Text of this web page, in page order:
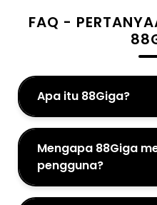
FAQ -
Apa itu 88Giga?
Mengapa 88Giga
pengguna?